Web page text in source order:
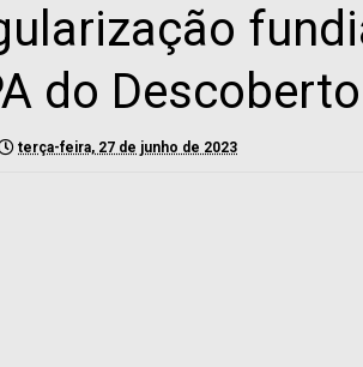
do Descoberto
terça-feira, 27 de junho de 2023